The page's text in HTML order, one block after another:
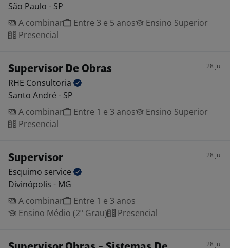
São Paulo - SP
A combinar
Entre 3 e 5 anos
Ensino Superior
Presencial
Supervisor De Obras 28 jul
RHE Consultoria
Santo André - SP
A combinar
Entre 1 e 3 anos
Ensino Superior
Presencial
Supervisor 28 jul
Esquimo service
Divinópolis - MG
A combinar
Entre 1 e 3 anos
Ensino Médio (2º Grau)
Presencial
28 jul